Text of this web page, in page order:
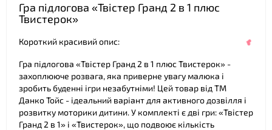
Гра підлогова «Твістер Гранд 2 в 1 плюс
Твистерок»
Короткий красивий опис:
Гра підлогова «Твістер Гранд 2 в 1 плюс Твистерок» -
захоплююче розвага, яка приверне увагу малюка і
зробить буденні ігри незабутніми! Цей товар від ТМ
Данко Тойс - ідеальний варіант для активного дозвілля і
розвитку моторики дитини. У комплекті є дві гри: «Твістер
Гранд 2 в 1» і «Твистерок», що подвоює кількість
❤